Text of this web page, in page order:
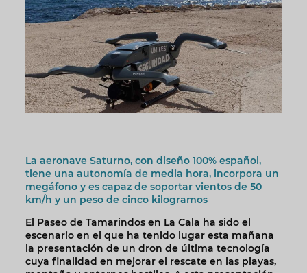
La aeronave Saturno, con diseño 100% español,
tiene una autonomía de media hora, incorpora un
megáfono y es capaz de soportar vientos de 50
km/h y un peso de cinco kilogramos
El Paseo de Tamarindos en La Cala ha sido el
escenario en el que ha tenido lugar esta mañana
la presentación de un dron de última tecnología
cuya finalidad en mejorar el rescate en las playas,